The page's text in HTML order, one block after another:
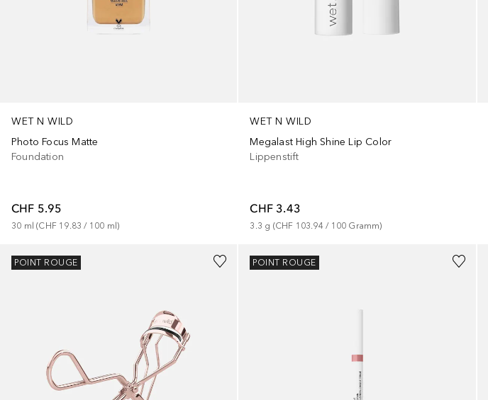
WET N WILD
Photo Focus Matte
Foundation
CHF 5.95
30 ml (CHF 19.83 / 100 ml)
WET N WILD
Megalast High Shine Lip Color
Lippenstift
CHF 3.43
3.3 g (CHF 103.94 / 100 Gramm)
POINT ROUGE POINT ROUGE